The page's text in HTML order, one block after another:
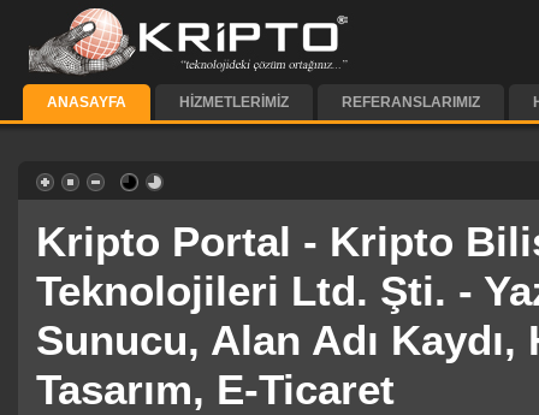
ANASAYFA HIZMETLERIMIZ REFERANSLARIMIZ
Kripto Portal - Kripto
Teknolojileri Ltd. Şti. -
Sunucu, Alan Adı
Tasarım, E-Ticaret